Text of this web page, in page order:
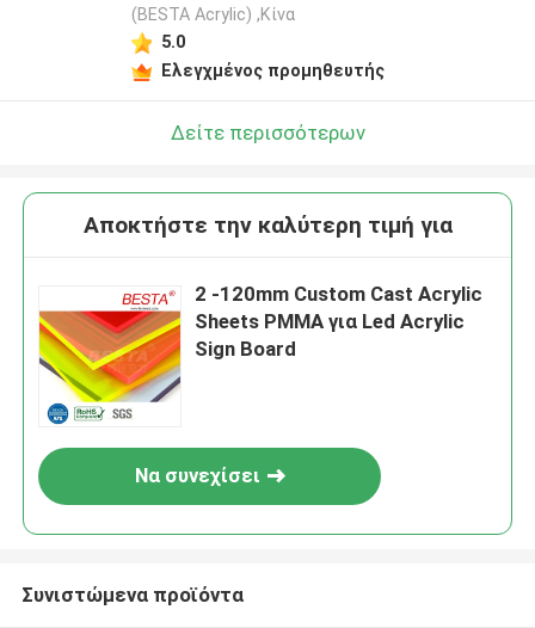
(BESTA Acrylic) ,Κίνα
5.0
Ελεγχμένος προμηθευτής
Δείτε περισσότερων
Αποκτήστε την καλύτερη τιμή για
2 -120mm Custom Cast Acrylic
Sheets PMMA για Led Acrylic
Sign Board
Να συνεχίσει
Συνιστώμενα προϊόντα